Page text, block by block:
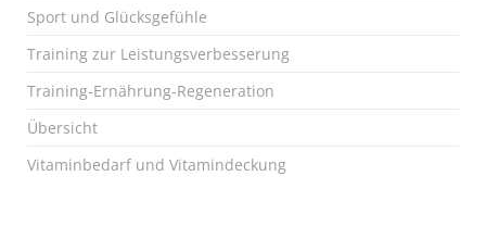
Sport und Glücksgefühle
Training zur Leistungsverbesserung
Training-Ernährung-Regeneration
Übersicht
Vitaminbedarf und Vitamindeckung